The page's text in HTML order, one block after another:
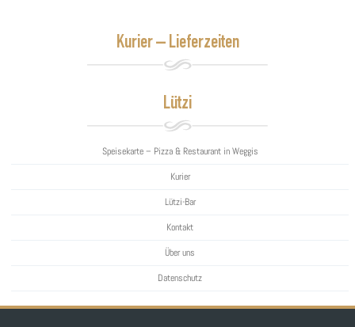
Kurier – Lieferzeiten
Lützi
Speisekarte – Pizza & Restaurant in Weggis
Kurier
Lützi-Bar
Kontakt
Über uns
Datenschutz